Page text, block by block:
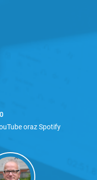
oraz Spotify